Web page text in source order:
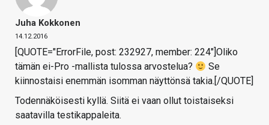
Juha Kokkonen
14.12.2016
[QUOTE="ErrorFile, post: 232927, member: 224"]Oliko
tämän ei-Pro -mallista tulossa arvostelua?
Se
kiinnostaisi enemmän isomman näyttönsä takia.[/QUOTE]
Todennäköisesti kyllä. Siitä ei vaan ollut toistaiseksi
saatavilla testikappaleita.